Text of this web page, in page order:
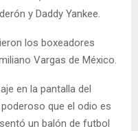
y Daddy Yankee.
los boxeadores
Vargas de México.
en la pantalla del
que el odio es
un balón de futbol